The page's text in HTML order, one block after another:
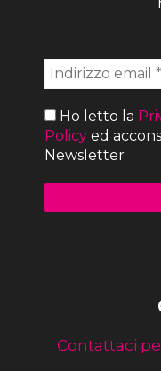
Ho letto la
Policy ed
Newsletter
Contattaci